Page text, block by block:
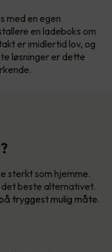
med en egen
en ladeboks om
er imidlertid lov, og
løsninger er dette
sterkt som hjemme.
det beste alternativet.
tryggest mulig måte.